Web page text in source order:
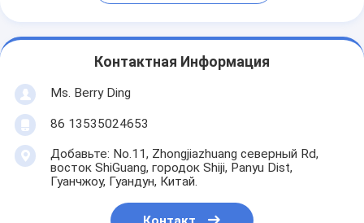
Контактная Информация
Ms. Berry Ding
86 13535024653
Добавьте: No.11, Zhongjiazhuang северный Rd,
восток ShiGuang, городок Shiji, Panyu Dist,
Гуанчжоу, Гуандун, Китай.